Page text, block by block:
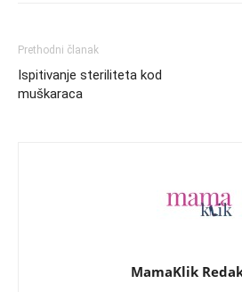
Prethodni članak
Ispitivanje steriliteta kod
muškaraca
MamaKlik